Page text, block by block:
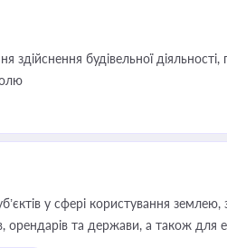
здійснення будівельної
у сфері користування
орендарів та держави, а також для